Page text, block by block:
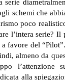
schemi che
poco
l’intera serie? Il
favore del
almeno da
l’attenzione
alla